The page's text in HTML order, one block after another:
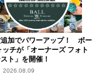
加でパワーアップ！ ボー
ッチが「オーナーズ フォト
ト」を開催！
2026.08.09